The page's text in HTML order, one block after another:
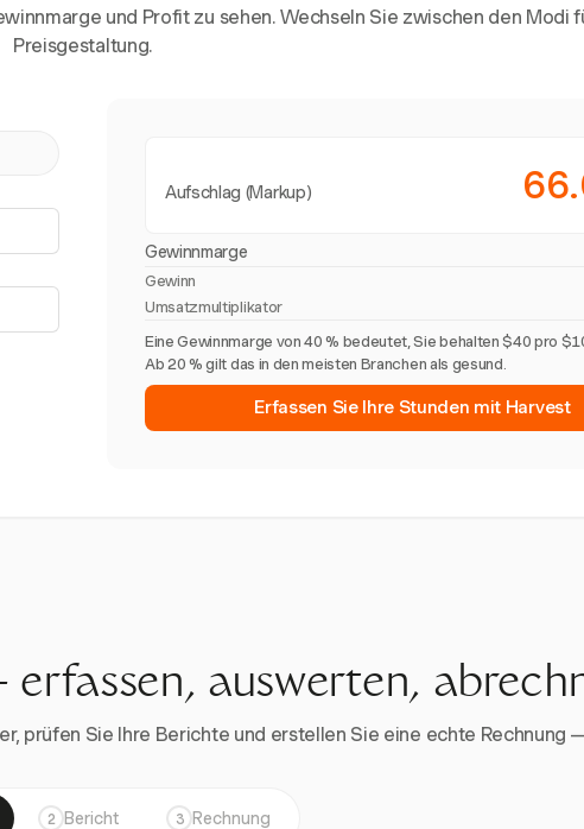
und Profit zu sehen. Wechseln Sie zwischen den Modi
Preisgestaltung.
Aufschlag (Markup)
Gewinnmarge
Gewinn
Umsatzmultiplikator
Eine Gewinnmarge von 40 % bedeutet, Sie behalten $40 pro
Ab 20 % gilt das in den meisten Branchen als gesund.
Erfassen Sie Ihre Stunden mit Harvest
auswerten,
prüfen Sie Ihre Berichte und erstellen Sie eine echte Rechnung
2 Bericht 3 Rechnung